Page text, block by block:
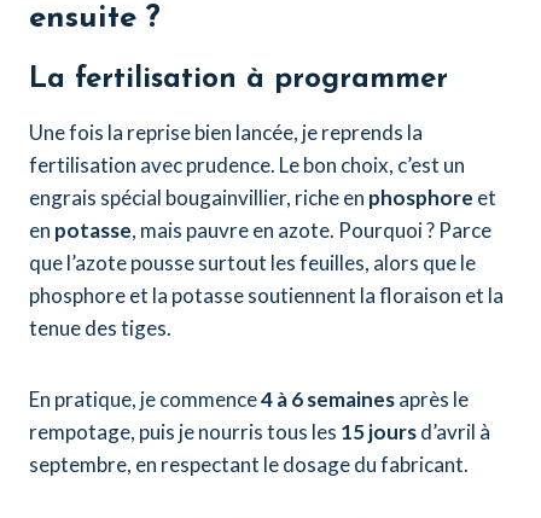
ensuite ?
La fertilisation à programmer
Une fois la reprise bien lancée, je reprends la
fertilisation avec prudence. Le bon choix, c’est un
engrais spécial bougainvillier, riche en phosphore et
en potasse, mais pauvre en azote. Pourquoi ? Parce
que l’azote pousse surtout les feuilles, alors que le
phosphore et la potasse soutiennent la floraison et la
tenue des tiges.
En pratique, je commence4 à 6 semainesaprès le
rempotage, puis je nourris tous les 15 joursd’avril à
septembre, en respectant le dosage du fabricant.